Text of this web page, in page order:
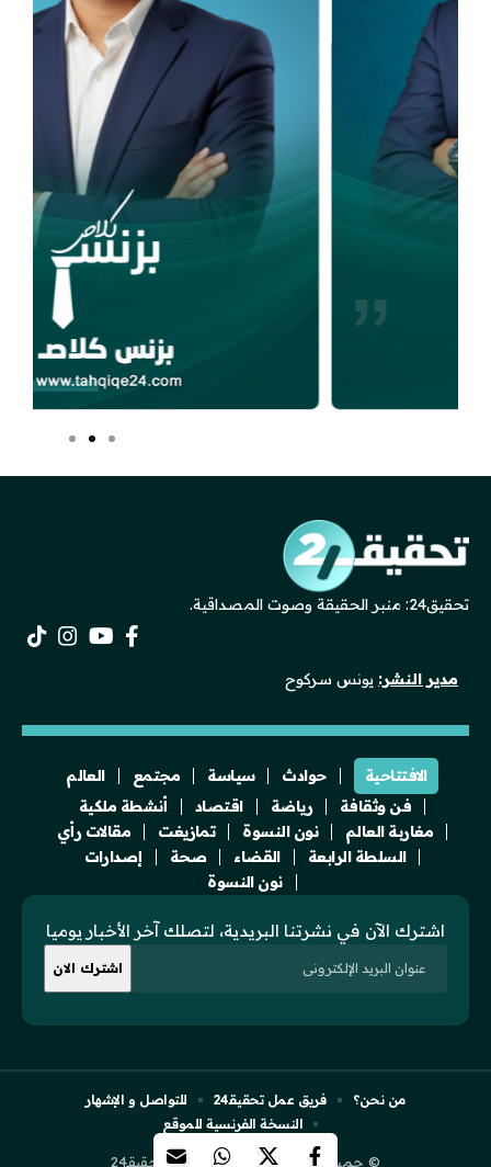
تحقيق24: منبر الحقيقة وصوت المصداقية.
مدير النشر: يونس سركوح
الافتتاحية حوادث سياسة مجتمع
العالم
فن وثقافة
رياضة اقتصاد
أنشطة ملكية
مغاربة العالم
نون النسوة تمازيغت
مقالات رأي
السلطة الرابعة
القضاء صحة
إصدارات
نون النسوة
اشترك الآن في نشرتنا البريدية، لتصلك آخر الأخبار يوميا
© جميع الحقوق محفوظة لجريدة تحقيقـ24
من نحن؟ فريق عمل تحقيقـ24
للتواصل و الإشهار
النسخة الفرنسية للموقع